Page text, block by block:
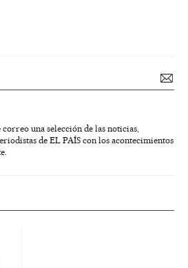
correo una selección de las noticias,
de EL PAÍS con los acontecimientos